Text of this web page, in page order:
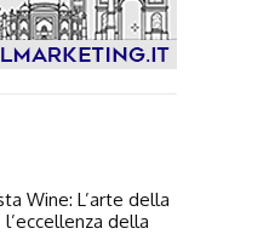
Wine: L’arte della
l’eccellenza della